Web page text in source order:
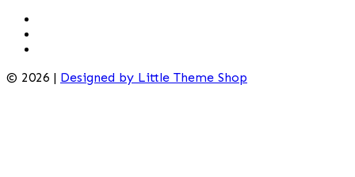
© 2026 | Designed by Little Theme Shop